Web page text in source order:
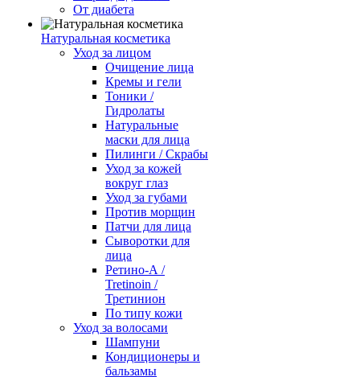
От диабета
Натуральная косметика
Уход за лицом
Очищение лица
Кремы и гели
Тоники /
Гидролаты
Натуральные
маски для лица
Пилинги / Cкрабы
Уход за кожей
вокруг глаз
Уход за губами
Против морщин
Патчи для лица
Сыворотки для
лица
Ретино-А /
Tretinoin /
Третинион
По типу кожи
Уход за волосами
Шампуни
Кондиционеры и
бальзамы